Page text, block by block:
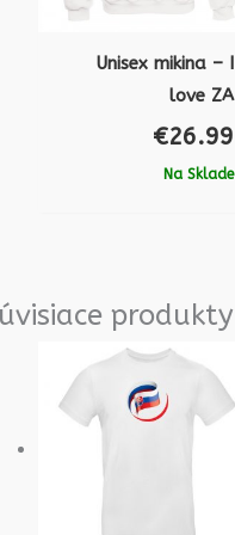
Unisex mikina – I
love ZA
€26.99
Na Sklade
produkty